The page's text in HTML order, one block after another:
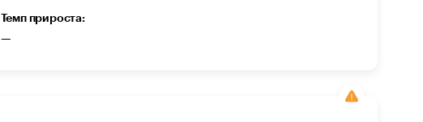
Темп прироста:
—